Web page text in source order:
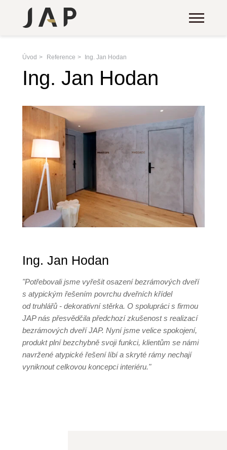
Úvod Reference Ing. Jan Hodan
Ing. Jan Hodan
Ing. Jan Hodan
"Potřebovali jsme vyřešit osazení bezrámových dveří
s atypickým řešením povrchu dveřních křídel
od truhlářů - dekorativní stěrka. O spolupráci s firmou
JAP nás přesvědčila předchozí zkušenost s realizací
bezrámových dveří JAP. Nyní jsme velice spokojení,
produkt plní bezchybně svoji funkci, klientům se námi
navržené atypické řešení líbí a skryté rámy nechají
vyniknout celkovou koncepci interiéru."